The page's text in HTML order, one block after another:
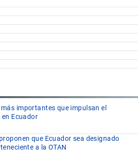
importantes que impulsan el
Ecuador
que Ecuador sea designado
a la OTAN